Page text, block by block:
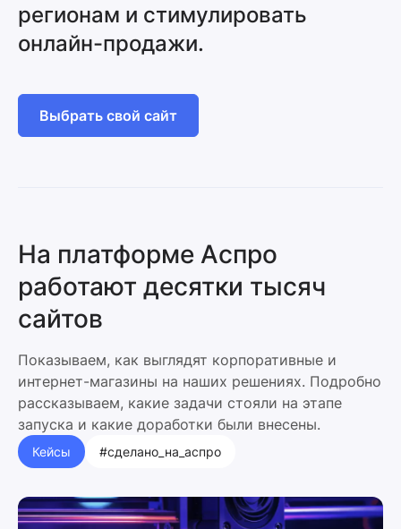
регионам и стимулировать
онлайн-продажи.
Выбрать свой сайт
На платформе Аспро
работают десятки тысяч
сайтов
Показываем, как выглядят корпоративные и
интернет-магазины на наших решениях. Подробно
рассказываем, какие задачи стояли на этапе
запуска и какие доработки были внесены.
Кейсы #сделано_на_аспро